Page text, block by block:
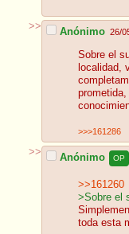
>> Anónimo 26/
Sobre el
localidad,
>>>161286
>> Anónimo OP
>>161260
>Sobre el
toda esta